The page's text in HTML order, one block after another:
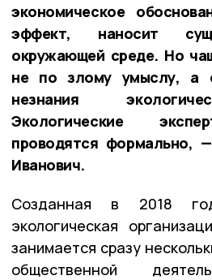
экономическое
эффект, наносит
окружающей среде. Но
не по злому умыслу, а
незнания
Экологические
проводятся формально,
Иванович.
Созданная в 2018
экологическая
занимается сразу
общественной